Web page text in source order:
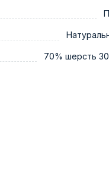
70% шерсть